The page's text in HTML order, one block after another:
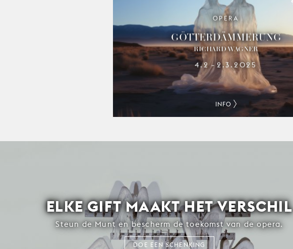
OPER! AWARDS 2025
OPERA
GÖTTER­DÄMMERUNG
RICHARD WAGNER
4.2 – 2.3.2025
INFO
ELKE GIFT MAAKT HET VERSCHIL
Steun de Munt en bescherm de toekomst van de opera.
DOE EEN SCHENKING